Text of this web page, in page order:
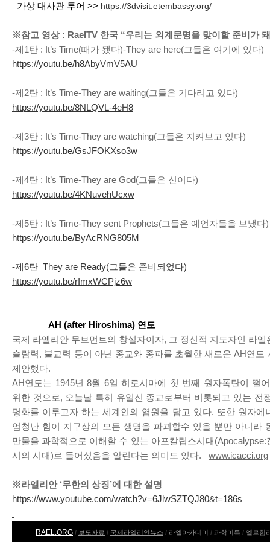
가상 대사관 투어 >> https://3dvisit.etembassy.org/
※참고 영상 : RaelTV 한국 “우리는 외계문명을 맞이할 준비가
-제1탄 : It’s Time(때가 됐다)-They are here(그들은 여기에 있다)
https://youtu.be/h8AbyVmV5AU
-제2탄 : It’s Time-They are waiting(그들은 기다리고 있다)
https://youtu.be/8NLQVL-4eH8
-제3탄 : It’s Time-They are watching(그들은 지켜보고 있다)
https://youtu.be/GsJFOKXso3w
-제4탄 : It’s Time-They are God(그들은 신이다)
https://youtu.be/4KNuvehUcxw
-제5탄 : It’s Time-They sent Prophets(그들은 예언자들을 보냈다)
https://youtu.be/ByAcRNG805M
-제6탄 They are Ready(그들은 준비되었다)
https://youtu.be/rImxWCPjz6w
AH (after Hiroshima) 연도
국제 라엘리안 무브먼트의 창설자이자, 그 정신적 지도자인 라엘
슬람력, 불교력 등이 아닌 종교와 종파를 초월한 새로운 AH연도
제안했다.
AH연도는 1945년 8월 6일 히로시마에 첫 번째 원자폭탄이 떨
위한 것으로, 오늘날 특히 유일신 종교로부터 비롯되고 있는 전
평화를 이루고자 하는 세계인의 염원을 담고 있다. 또한 원자에
엄청난 힘이 지구상의 모든 생명을 파괴할수 있을 뿐만 아니라
만물을 과학적으로 이해할 수 있는 아포칼립스시대(Apocalypse:
시의 시대)로 들어섰음을 알린다는 의미도 있다. www.icacci.org
※라엘리안 ‘무한의 상징’에 대한 설명
https://www.youtube.com/watch?v=6JlwSZTQJ80&t=186s
RAEL.ORG / 보도자료 / 국제라엘리안뉴스 / 라엘아카데미 / 과학미륵 / 엘로힘